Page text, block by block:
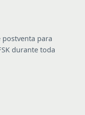
para
durante toda